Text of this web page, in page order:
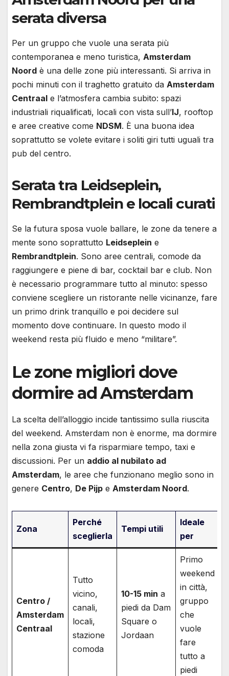
serata diversa
Per un gruppo che vuole una serata più
contemporanea e meno turistica, Amsterdam
Noord è una delle zone più interessanti. Si arriva in
pochi minuti con il traghetto gratuito da Amsterdam
Centraal e l’atmosfera cambia subito: spazi
industriali riqualificati, locali con vista sull’IJ, rooftop
e aree creative come NDSM. È una buona idea
soprattutto se volete evitare i soliti giri tutti uguali tra
pub del centro.
Serata tra Leidseplein,
Rembrandtplein e locali curati
Se la futura sposa vuole ballare, le zone da tenere a
mente sono soprattutto Leidseplein e
Rembrandtplein. Sono aree centrali, comode da
raggiungere e piene di bar, cocktail bar e club. Non
è necessario programmare tutto al minuto: spesso
conviene scegliere un ristorante nelle vicinanze, fare
un primo drink tranquillo e poi decidere sul
momento dove continuare. In questo modo il
weekend resta più fluido e meno “militare”.
Le zone migliori dove
dormire ad Amsterdam
La scelta dell’alloggio incide tantissimo sulla riuscita
del weekend. Amsterdam non è enorme, ma dormire
nella zona giusta vi fa risparmiare tempo, taxi e
discussioni. Per un addio al nubilato ad
Amsterdam, le aree che funzionano meglio sono in
genere Centro, De Pijp e Amsterdam Noord.
Zona
Perché
sceglierla
Tempi utili
Ideale
per
Centro /
Amsterdam
Centraal
Tutto
vicino,
canali,
locali,
stazione
comoda
10-15 min a
piedi da Dam
Square o
Jordaan
Primo
weekend
in città,
gruppo
che
vuole
fare
tutto a
piedi